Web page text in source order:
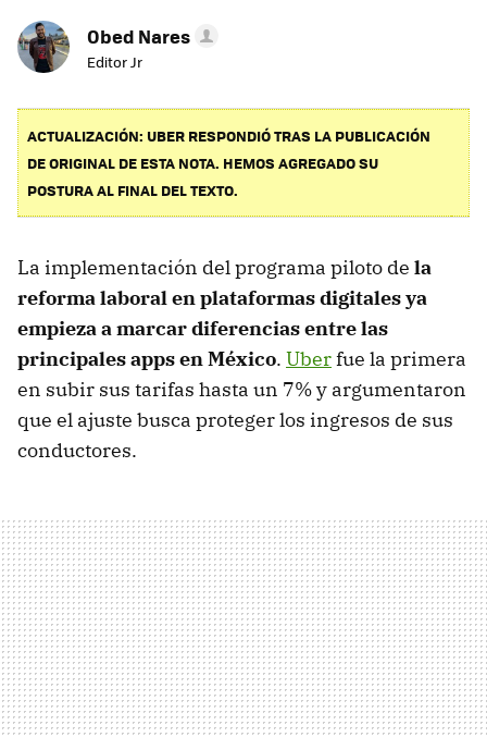
Obed Nares
Editor Jr
ACTUALIZACIÓN: UBER RESPONDIÓ TRAS LA PUBLICACIÓN
DE ORIGINAL DE ESTA NOTA. HEMOS AGREGADO SU
POSTURA AL FINAL DEL TEXTO.
La implementación del programa piloto de la
reforma laboral en plataformas digitales ya
empieza a marcar diferencias entre las
principales apps en México. Uberfue la primera
en subir sus tarifas hasta un 7% y argumentaron
que el ajuste busca proteger los ingresos de sus
conductores.